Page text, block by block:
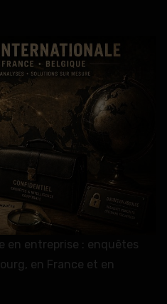
entreprise : enquêtes
en France et en